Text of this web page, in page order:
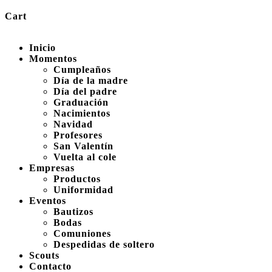
Cart
Inicio
Momentos
Cumpleaños
Día de la madre
Día del padre
Graduación
Nacimientos
Navidad
Profesores
San Valentín
Vuelta al cole
Empresas
Productos
Uniformidad
Eventos
Bautizos
Bodas
Comuniones
Despedidas de soltero
Scouts
Contacto